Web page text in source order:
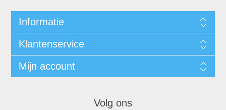
Informatie
Klantenservice
Mijn account
Volg ons